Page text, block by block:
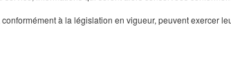
à la législation en vigueur, peuvent exercer